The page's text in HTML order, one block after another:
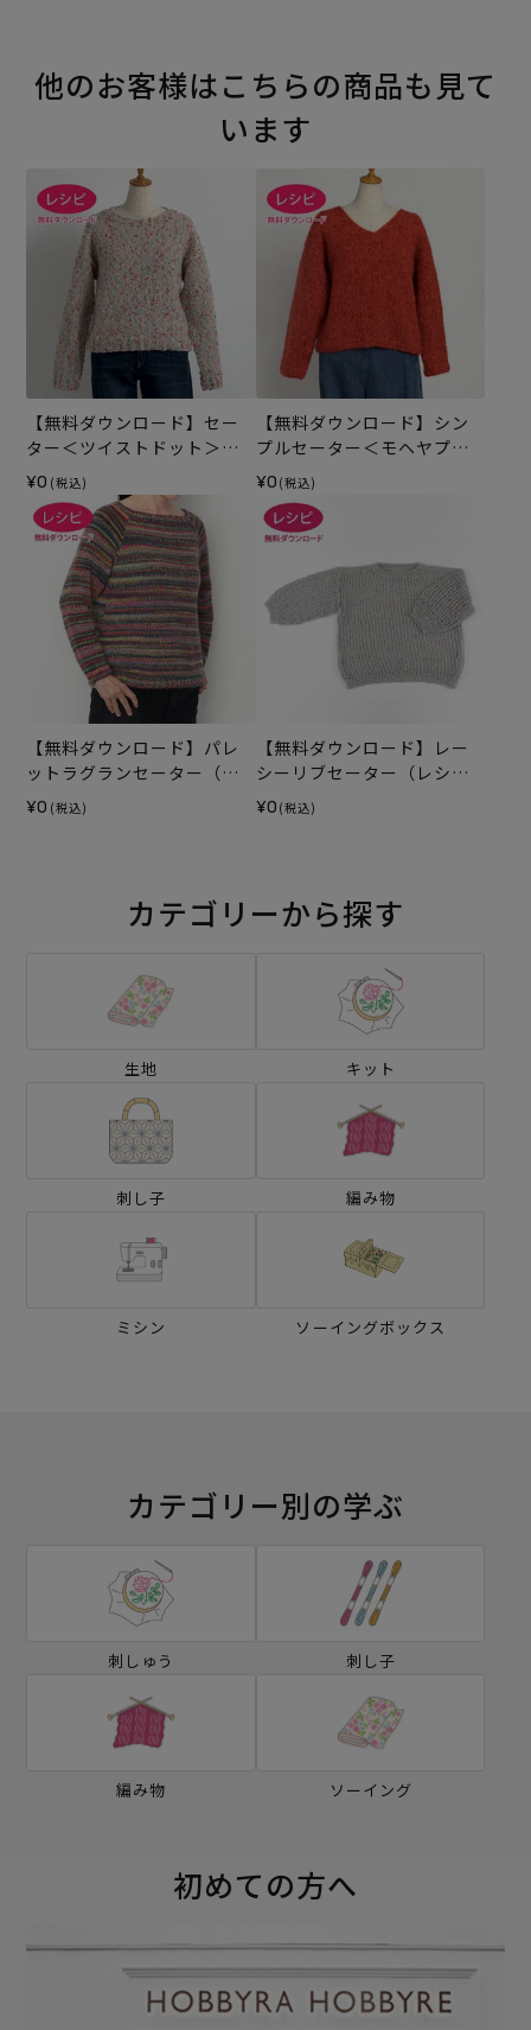
他のお客様はこちらの商品も見て
います
【無料ダウンロード】セー
ター＜ツイストドット＞
（レシピ）
¥0 (税込)
【無料ダウンロード】シン
プルセーター＜モヘヤプラ
ネット＞（レシピ）
¥0 (税込)
【無料ダウンロード】パレ
ットラグランセーター（レ
シピ）
¥0 (税込)
【無料ダウンロード】レー
シーリブセーター（レシ
ピ）
¥0 (税込)
カテゴリーから探す
生地 キット
刺し子 編み物
ミシン ソーイングボックス
カテゴリー別の学ぶ
刺しゅう 刺し子
編み物 ソーイング
初めての方へ